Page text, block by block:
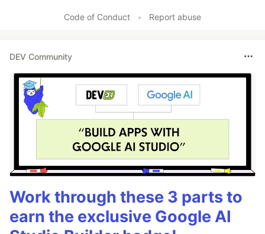
Code of Conduct • Report abuse
DEV Community
Work through these 3 parts to
earn the exclusive Google AI